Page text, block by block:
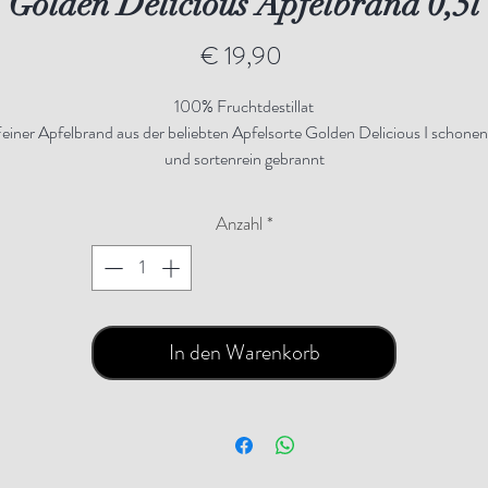
€ 19,90
100% Fruchtdestillat
Apfelbrand aus der beliebten Apfelsorte Golden Delicious I
und sortenrein gebrannt
Anzahl *
In den Warenkorb